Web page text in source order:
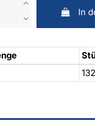
In